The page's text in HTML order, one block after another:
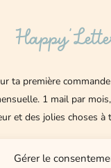
Gérer le
r
a
ta première
1 mail par
et des jolies choses à